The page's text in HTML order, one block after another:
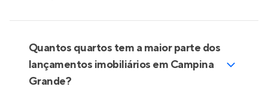
Quantos quartos tem a maior parte dos
lançamentos imobiliários em Campina
Grande?